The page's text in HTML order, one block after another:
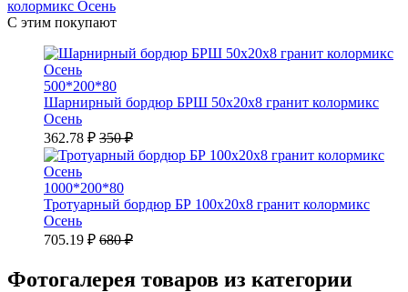
С этим покупают
500*200*80
Шарнирный бордюр БРШ 50х20х8 гранит колормикс
Осень
362.78 ₽ 350 ₽
1000*200*80
Тротуарный бордюр БР 100х20х8 гранит колормикс
Осень
705.19 ₽ 680 ₽
Фотогалерея товаров из категории